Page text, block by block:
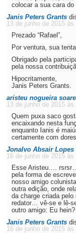
colocar a sua cara
Janis Peters Grants
13 de junho de 2015 às
Prezado “Rafael”,
Por ventura, sua
Obrigado pela
pela nossa
Hipocritamente,
Janis Peters Grants.
aristeu nogueira
13 de junho de 2015 às
Quem puxa saco
encaixando nesta
enquanto Ianis é
certamente com
Jonalvo Absair Lopes
16 de junho de 2015 às
Esse Aristeu….
pela forma de
nosso amigo
outra edição, onde
da charge criada
redator… vê-se e lê-
outro amigo: Eu hein?
Janis Peters Grants
16 de junho de 2015 às